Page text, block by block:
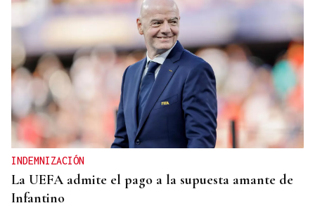
INDEMNIZACIÓN
La UEFA admite el pago a la supuesta amante de
Infantino